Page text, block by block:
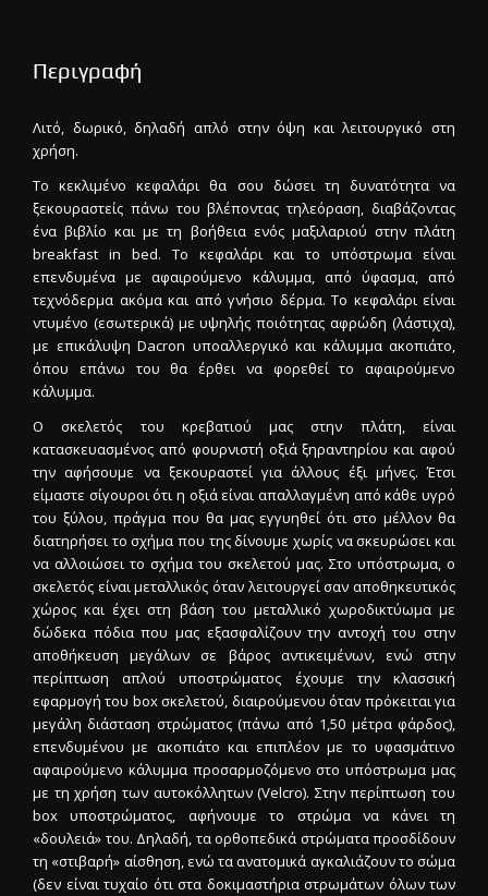
Περιγραφή
Λιτό, δωρικό, δηλαδή απλό στην όψη και λειτουργικό στη
χρήση.
Το κεκλιμένο κεφαλάρι θα σου δώσει τη δυνατότητα να
ξεκουραστείς πάνω του βλέποντας τηλεόραση, διαβάζοντας
ένα βιβλίο και με τη βοήθεια ενός μαξιλαριού στην πλάτη
breakfast in bed. Το κεφαλάρι και το υπόστρωμα είναι
επενδυμένα με αφαιρούμενο κάλυμμα, από ύφασμα, από
τεχνόδερμα ακόμα και από γνήσιο δέρμα. Το κεφαλάρι είναι
ντυμένο (εσωτερικά) με υψηλής ποιότητας αφρώδη (λάστιχα),
με επικάλυψη Dacron υποαλλεργικό και κάλυμμα ακοπιάτο,
όπου επάνω του θα έρθει να φορεθεί το αφαιρούμενο
κάλυμμα.
Ο σκελετός του κρεβατιού μας στην πλάτη, είναι
κατασκευασμένος από φουρνιστή οξιά ξηραντηρίου και αφού
την αφήσουμε να ξεκουραστεί για άλλους έξι μήνες. Έτσι
είμαστε σίγουροι ότι η οξιά είναι απαλλαγμένη από κάθε υγρό
του ξύλου, πράγμα που θα μας εγγυηθεί ότι στο μέλλον θα
διατηρήσει το σχήμα που της δίνουμε χωρίς να σκευρώσει και
να αλλοιώσει το σχήμα του σκελετού μας. Στο υπόστρωμα, ο
σκελετός είναι μεταλλικός όταν λειτουργεί σαν αποθηκευτικός
χώρος και έχει στη βάση του μεταλλικό χωροδικτύωμα με
δώδεκα πόδια που μας εξασφαλίζουν την αντοχή του στην
αποθήκευση μεγάλων σε βάρος αντικειμένων, ενώ στην
περίπτωση απλού υποστρώματος έχουμε την κλασσική
εφαρμογή του box σκελετού, διαιρούμενου όταν πρόκειται για
μεγάλη διάσταση στρώματος (πάνω από 1,50 μέτρα φάρδος),
επενδυμένου με ακοπιάτο και επιπλέον με το υφασμάτινο
αφαιρούμενο κάλυμμα προσαρμοζόμενο στο υπόστρωμα μας
με τη χρήση των αυτοκόλλητων (Velcro). Στην περίπτωση του
box υποστρώματος, αφήνουμε το στρώμα να κάνει τη
«δουλειά» του. Δηλαδή, τα ορθοπεδικά στρώματα προσδίδουν
τη «στιβαρή» αίσθηση, ενώ τα ανατομικά αγκαλιάζουν το σώμα
(δεν είναι τυχαίο ότι στα δοκιμαστήρια στρωμάτων όλων των